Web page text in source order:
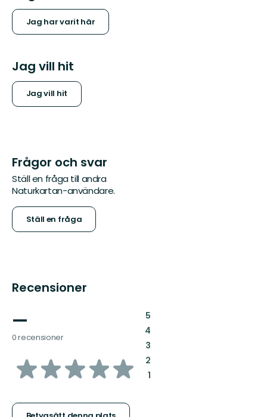
Jag har varit här
Jag vill hit
Jag vill hit
Frågor och svar
Ställ en fråga till andra
Naturkartan-användare.
Ställ en fråga
Recensioner
—
0 recensioner
av
5:
4:
3:
2:
1: